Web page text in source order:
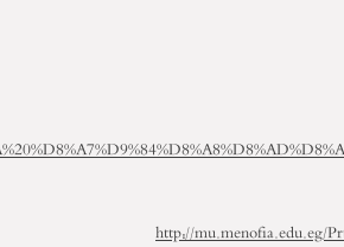
http://mu.menofia.edu.eg/